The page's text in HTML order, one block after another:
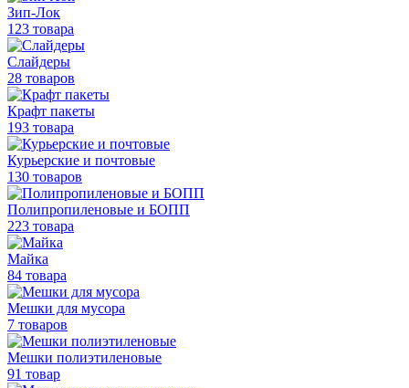
Зип-Лок
123 товара
Слайдеры
28 товаров
Крафт пакеты
193 товара
Курьерские и почтовые
130 товаров
Полипропиленовые и БОПП
223 товара
Майка
84 товара
Мешки для мусора
7 товаров
Мешки полиэтиленовые
91 товар